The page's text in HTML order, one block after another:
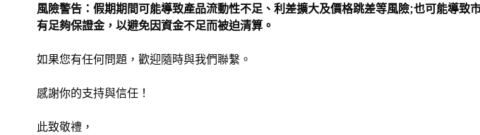
風險警告：假期期間可能導致產品流動性不足、利差擴大及價格跳差等風險;也可能導
有足夠保證金，以避免因資金不足而被迫清算。
如果您有任何問題，歡迎隨時與我們聯繫。
感謝你的支持與信任！
此致敬禮，